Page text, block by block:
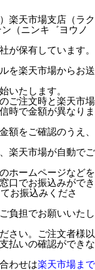
楽天市場支店（ラク
（ニンキ゛ヨウノ
が保有しています。
を楽天市場からお送
いたします。
ご注文時と楽天市場
時で金額が異なりま
額をご確認のうえ、
楽天市場が自動でご
ホームページなどを
口でお振込みができ
お振込みくださ
負担でお願いいたし
さい。ご注文者様以
払いの確認ができな
わせは楽天市場まで